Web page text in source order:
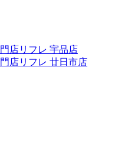
店リフレ 宇品店
店リフレ 廿日市店